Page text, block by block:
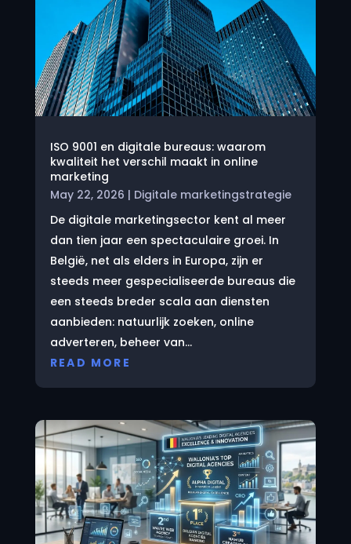
ISO 9001 en digitale bureaus: waarom
kwaliteit het verschil maakt in online
marketing
May 22, 2026 | Digitale marketingstrategie
De digitale marketingsector kent al meer
dan tien jaar een spectaculaire groei. In
België, net als elders in Europa, zijn er
steeds meer gespecialiseerde bureaus die
een steeds breder scala aan diensten
aanbieden: natuurlijk zoeken, online
adverteren, beheer van...
READ MORE